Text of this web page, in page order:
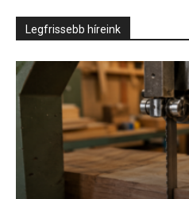
Legfrissebb híreink